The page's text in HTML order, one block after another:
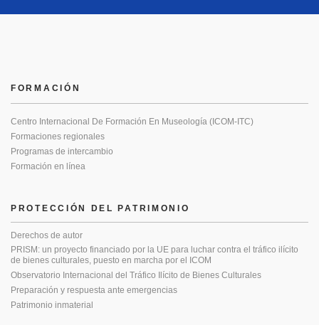
PROTECCIÓN DEL PATRIMONIO
Derechos de autor
PRISM: un proyecto financiado por la UE para luchar contra el tráfico ilícito
de bienes culturales, puesto en marcha por el ICOM
Observatorio Internacional del Tráfico Ilícito de Bienes Culturales
Preparación y respuesta ante emergencias
Patrimonio inmaterial
FORMACIÓN
Centro Internacional De Formación En Museología (ICOM-ITC)
Formaciones regionales
Programas de intercambio
Formación en línea